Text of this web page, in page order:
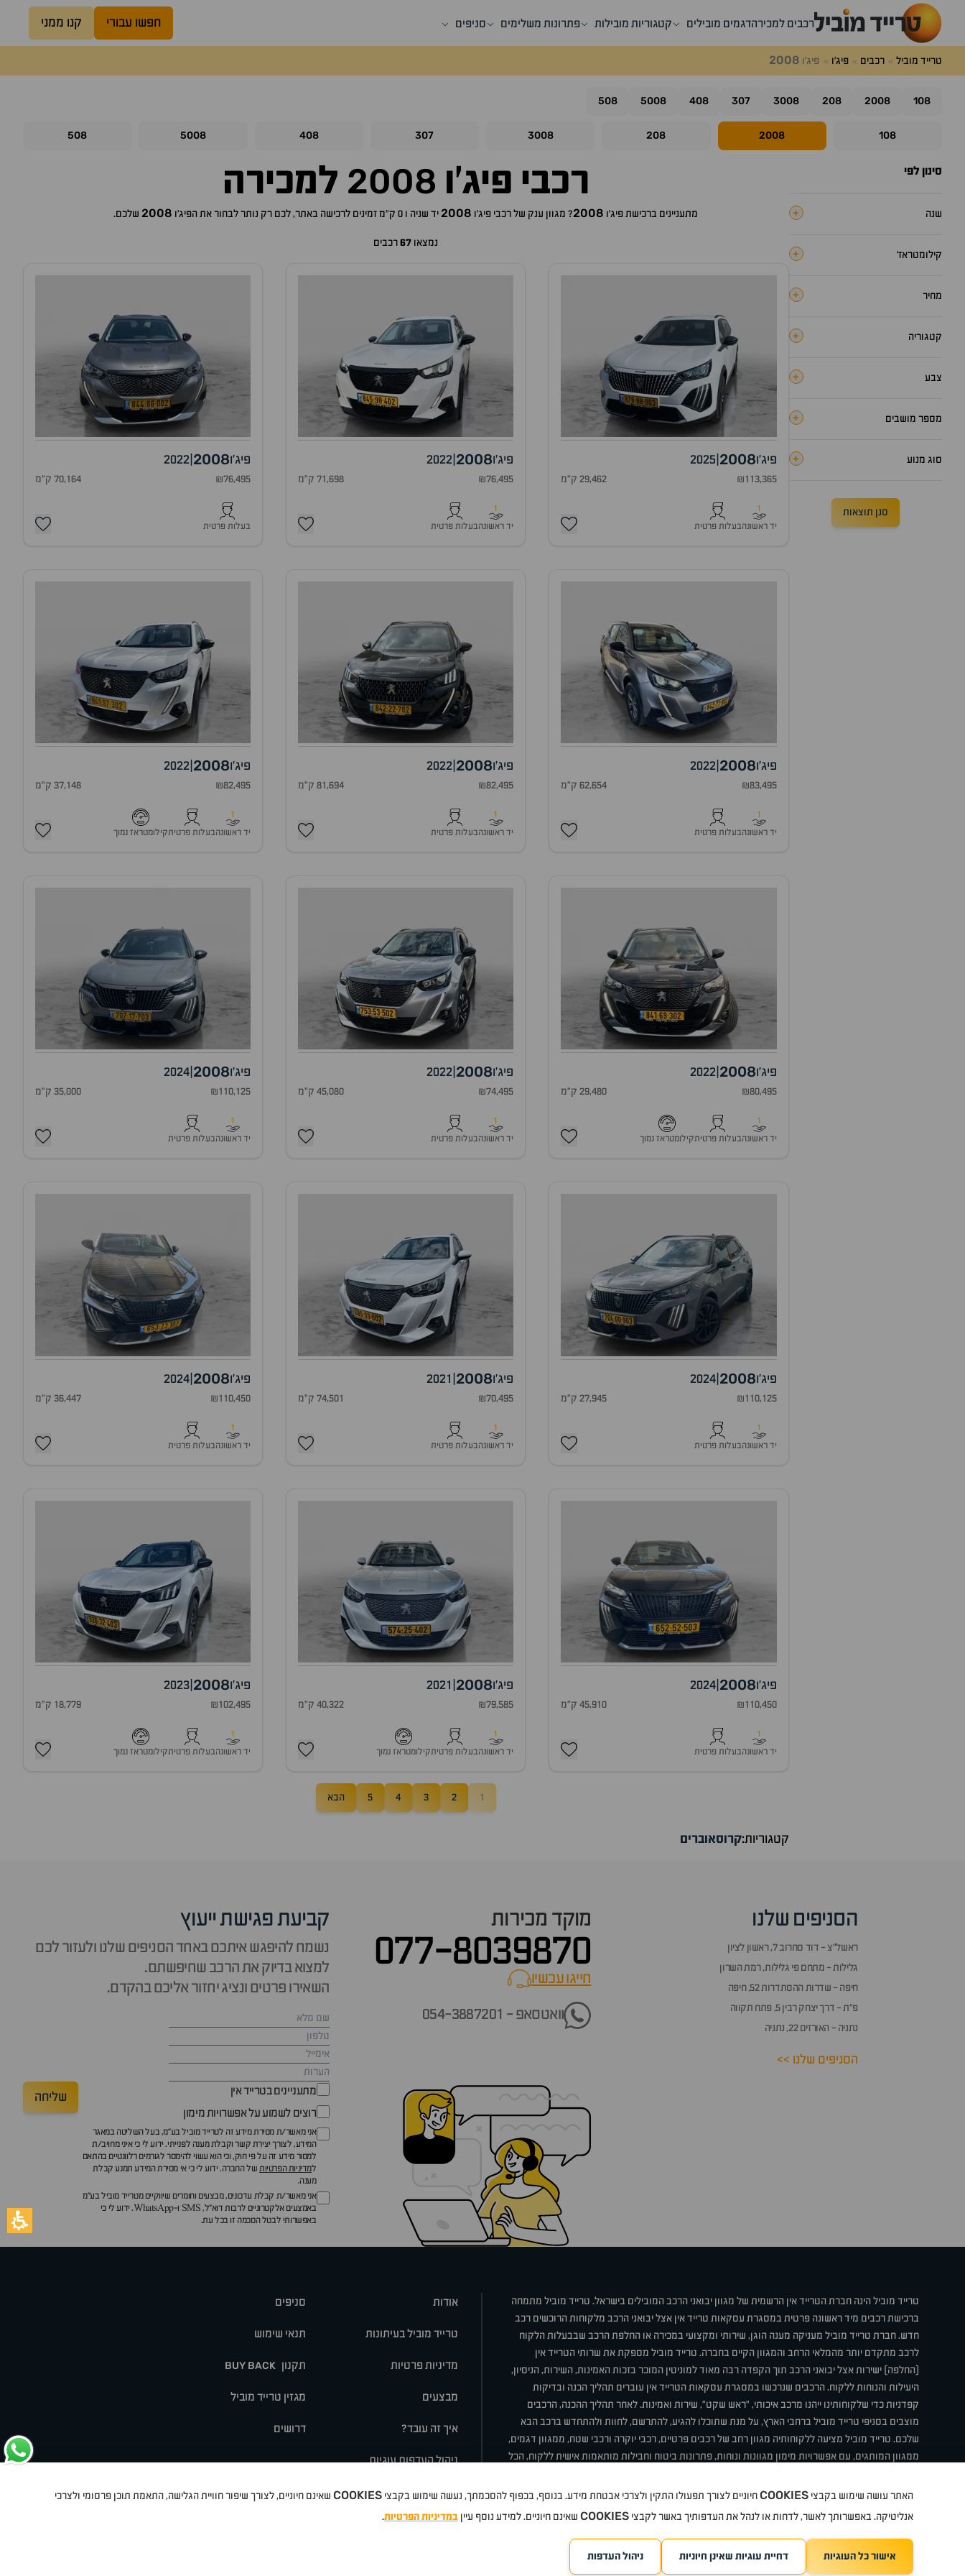
רכבים למכירהדגמים מובילים קטגוריות מובילות פתרונות משלימים סניפים חפשו עבורי קנו ממני
טרייד מוביל רכבים פיג'ו פיג'ו 2008
108
2008
208
3008
307
408
5008
508
108
2008
208
3008
307
408
5008
508
סינון לפי
שנה +
קילומטראז׳ +
מחיר +
קטגוריה +
צבע +
מספר מושבים +
סוג מנוע +
סנן תוצאות
רכבי פיג'ו 2008 למכירה
מתעניינים ברכישתפיג'ו 2008? מגוון ענק של רכבי פיג'ו 2008יד שניה ו 0 ק"מ זמינים לרכישה באתר, לכם רק נותר לבחור את ה פיג'ו 2008שלכם.
נמצאו 67רכבים
פיג'ו2008
2025
₪113,365 29,462 ק"מ
1
יד ראשונהבעלות פרטית
פיג'ו2008
2022
₪76,495 71,698 ק"מ
1
יד ראשונהבעלות פרטית
פיג'ו2008
2022
₪76,495 70,164 ק"מ
בעלות פרטית
פיג'ו2008
|
2022
₪83,495 62,654 ק"מ
1
יד ראשונהבעלות פרטית
פיג'ו2008
2022
₪82,495 81,694 ק"מ
1
יד ראשונהבעלות פרטית
פיג'ו2008
2022
₪82,495 37,148 ק"מ
1
יד ראשונהבעלות פרטיתקילומטראז נמוך
פיג'ו2008
|
2022
₪80,495 29,480 ק"מ
1
יד ראשונהבעלות פרטיתקילומטראז נמוך
פיג'ו2008
2022
₪74,495 45,080 ק"מ
1
יד ראשונהבעלות פרטית
פיג'ו2008
2024
₪110,125 35,000 ק"מ
1
יד ראשונהבעלות פרטית
פיג'ו2008
|
2024
₪110,125 27,945 ק"מ
1
יד ראשונהבעלות פרטית
פיג'ו2008
2021
₪70,495 74,501 ק"מ
1
יד ראשונהבעלות פרטית
פיג'ו2008
2024
₪110,450 36,447 ק"מ
1
יד ראשונהבעלות פרטית
פיג'ו2008
|
2024
₪110,450 45,910 ק"מ
1
יד ראשונהבעלות פרטית
פיג'ו2008
2021
₪79,585 40,322 ק"מ
1
יד ראשונהבעלות פרטיתקילומטראז נמוך
פיג'ו2008
2023
₪102,495 18,779 ק"מ
1
יד ראשונהבעלות פרטיתקילומטראז נמוך
1
2
3
4
5 הבא
קטגוריות:קרוסאוברים
הסניפים שלנו
ראשל״צ - דוד סחרוב 7, ראשון לציון
גלילות - מתחם פי גלילות, רמת השרון
חיפה - שדרות ההסתדרות 52, חיפה
פ״ת - דרך יצחק רבין 5, פתח תקווה
נתניה - האורזים 22, נתניה
הסניפים שלנו >>
מוקד מכירות
077-8039870
חייגו עכשיוcall now
וואטסאפ - 054-3887201
קביעת פגישת ייעוץ
נשמח להיפגש איתכם באחד הסניפים שלנו ולעזור לכם
למצוא בדיוק את הרכב שחיפשתם.
השאירו פרטים ונציג יחזור אליכם בהקדם.
מתעניינים בטרייד אין
רוצים לשמוע על אפשרויות מימון
אני מאשר/ת מסירת מידע זה לטרייד מוביל בע"מ, בעל השליטה במאגר
המידע, לצורך יצירת קשר וקבלת מענה לפנייתי. ידוע לי כי איני מחויב/ת
למסור מידע זה על פי חוק, וכי הוא עשוי להימסר לגורמים רלוונטיים בהתאם
למדיניות הפרטיותשל החברה. ידוע לי כי אי מסירת המידע תמנע קבלת
מענה.
אני מאשר/ת קבלת עדכונים, מבצעים וחומרים שיווקיים מטרייד מוביל בע"מ
באמצעים אלקטרוניים לרבות דוא״ל, SMS ו-WhatsApp. ידוע לי כי
באפשרותי לבטל הסכמה זו בכל עת.
שליחה
טרייד מוביל הינה חברת הטרייד אין הרשמית של מגוון יבואני הרכב המובילים בישראל. טרייד מוביל מתמחה
ברכישת רכבים מיד ראשונה פרטית במסגרת עסקאות טרייד אין אצל יבואני הרכב מלקוחות הרוכשים רכב
חדש. חברת טרייד מוביל מעניקה מענה הוגן, שירותי ומקצועי במכירה או החלפת הרכב שבבעלות הלקוח
לרכב מתקדם יותר מהמלאי הרחב והמגוון הקיים בחברה. טרייד מוביל מספקת את שרותי הטרייד אין
(החלפה) ישירות אצל יבואני הרכב תוך הקפדה רבה מאוד למוניטין המוכר בזכות האמינות, השירות, הניסיון,
היעילות והנוחות ללקוח. הרכבים שנרכשו במסגרת עסקאות הטרייד אין עוברים תהליך הכנה ובדיקות
קפדניות כדי שלקוחותינו ייהנו מרכב איכותי, "ראש שקט", שירות ואמינות. לאחר תהליך ההכנה, הרכבים
מוצבים בסניפי טרייד מוביל ברחבי הארץ, על מנת שתוכלו להגיע, להתרשם, לחוות ולהתחדש ברכב הבא
שלכם. טרייד מוביל מציעה ללקוחותיה מגוון רחב של רכבים פרטיים, רכבי יוקרה ורכבי שטח, ממגוון דגמים,
ממגוון המותגים, עם אפשרויות מימון מגוונות ונוחות, פתרונות ביטוח וחבילות מותאמות אישית ללקוח, הכל
אודות סניפים
טרייד מוביל בעיתונות תנאי שימוש
מדיניות פרטיות תקנון BUY BACK
מבצעים מגזין טרייד מוביל
איך זה עובד? דרושים
ניהול העדפות עוגיות
קיהסיטרואןאופלפיג'וMG
Geelyמזדהבי ווי דיצ'ריטסלהניסאןטויוטה דאצ'יה פולקסווגןטסלהג'יפ ב מ וולקסוסאאודיסקודה
TradeMobile instagram
TradeMobile youtube
TradeMobile facebook ריגו מרקטינג - קידום אתרים כל הזכויות שמורות טרייד מוביל
האתר עושה שימוש בקבצי COOKIESחיוניים לצורך תפעולו התקין ולצרכי אבטחת מידע. בנוסף, בכפוף להסכמתך, נעשה שימוש בקבצי COOKIES שאינם חיוניים, לצורך שיפור חוויית הגלישה, התאמת תוכן פרסומי ולצרכי
אנליטיקה. באפשרותך לאשר, לדחות או לנהל את העדפותיך באשר לקבצי COOKIES שאינם חיוניים. למידע נוסף עיין במדיניות הפרטיות.
אישור כל העוגיות דחיית עוגיות שאינן חיוניות ניהול העדפות